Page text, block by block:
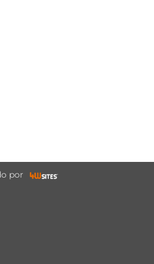
por